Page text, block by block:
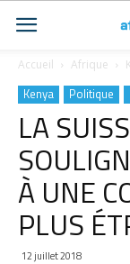
Accueil Afrique
Kenya Politique
LA
À UNE
PLUS
12 juillet 2018